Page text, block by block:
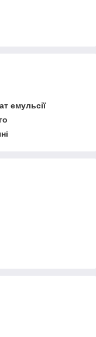
емульсії